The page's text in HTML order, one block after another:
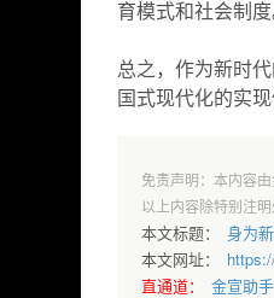
育模式和社会制
总之，作为新时
国式现代化的实
免责声明：本内容
以上内容除特别注
本文标题：
身为
本文网址：
直通道：
金宣助手